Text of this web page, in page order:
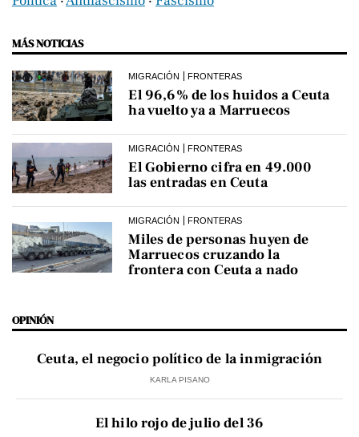
MÁS NOTICIAS
MIGRACIÓN FRONTERAS
El 96,6% de los huidos a Ceuta
ha vuelto ya a Marruecos
MIGRACIÓN FRONTERAS
El Gobierno cifra en 49.000
las entradas en Ceuta
MIGRACIÓN FRONTERAS
Miles de personas huyen de
Marruecos cruzando la
frontera con Ceuta a nado
OPINIÓN
Ceuta, el negocio político de la inmigración
KARLA PISANO
El hilo rojo de julio del 36